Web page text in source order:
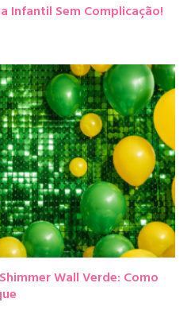
Infantil Sem Complicação!
Wall Verde: Como